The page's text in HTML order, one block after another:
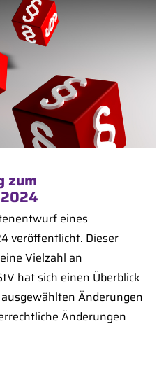
zum
eines
veröffentlicht. Dieser
Vielzahl an
hat sich einen Überblick
Änderungen
Änderungen